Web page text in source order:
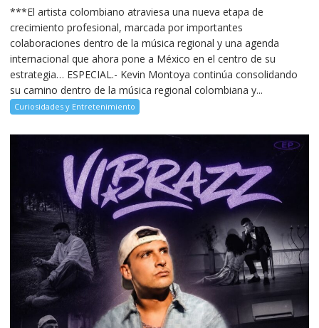
***El artista colombiano atraviesa una nueva etapa de
crecimiento profesional, marcada por importantes
colaboraciones dentro de la música regional y una agenda
internacional que ahora pone a México en el centro de su
estrategia… ESPECIAL.- Kevin Montoya continúa consolidando
su camino dentro de la música regional colombiana y...
Curiosidades y Entretenimiento